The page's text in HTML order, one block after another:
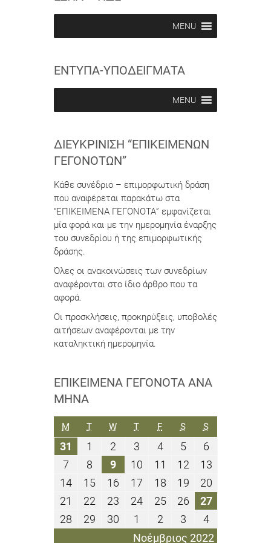
MENU
ΕΝΤΥΠΑ-ΥΠΟΔΕΙΓΜΑΤΑ
MENU
ΔΙΕΥΚΡΊΝΙΣΗ “ΕΠΙΚΕΊΜΕΝΩΝ
ΓΕΓΟΝΌΤΩΝ”
Κάθε συνέδριο – επιμορφωτική δράση
που αναφέρεται παρακάτω στα
“ΕΠΙΚΕΙΜΕΝΑ ΓΕΓΟΝΟΤΑ” εμφανίζεται
μία φορά και με την ημερομηνία έναρξης
του συνεδρίου ή της επιμορφωτικής
δράσης.
Όλες οι ανακοινώσεις των συνεδρίων
αναφέρονται στο ίδιο άρθρο που τα
αφορά.
Οι προσκλήσεις, προκηρύξεις, υποβολές
αιτήσεων αναφέρονται με την
καταληκτική ημερομηνία.
ΕΠΙΚΕΊΜΕΝΑ ΓΕΓΟΝΌΤΑ ΑΝΆ
ΜΉΝΑ
Νοέμβριος 2022
M ΔΕΥΤΈΡΑ
TΤΡΊΤΗ
WΤΕΤΆΡΤΗ
TΠΈΜΠΤΗ
FΠΑΡΑΣΚΕΥΉ
SΣΆΒΒΑΤΟ
SΚΥΡΙΑΚΉ
31
Οκτωβρίου
2022
1
Νοεμβρίου
2022
2
Νοεμβρίου
2022
3
Νοεμβρίου
2022
44
Νοεμβρίου
2022
55
Νοεμβρίου
2022
66
Νοεμβρίου
2022
7
Νοεμβρίου
2022
8
Νοεμβρίου
2022
99
Νοεμβρίου
2022
10
Νοεμβρίου
2022
11
Νοεμβρίου
2022
1212
Νοεμβρίου
2022
1313
2022
1414
Νοεμβρίου
2022
1515
Νοεμβρίου
2022
16
Νοεμβρίου
2022
17
Νοεμβρίου
2022
1818
Νοεμβρίου
2022
1919
Νοεμβρίου
2022
2020
Νοεμβρίου
2022
21
Νοεμβρίου
2022
22
Νοεμβρίου
2022
23
Νοεμβρίου
2022
2424
Νοεμβρίου
2022
2525
Νοεμβρίου
2022
2626
Νοεμβρίου
2022
2727
Νοεμβρίου
2022
28
Νοεμβρίου
29
Νοεμβρίου
30
Νοεμβρίου
1
Δεκεμβρίου
22
Δεκεμβρίου
33
Δεκεμβρίου
44
Δεκεμβρίου